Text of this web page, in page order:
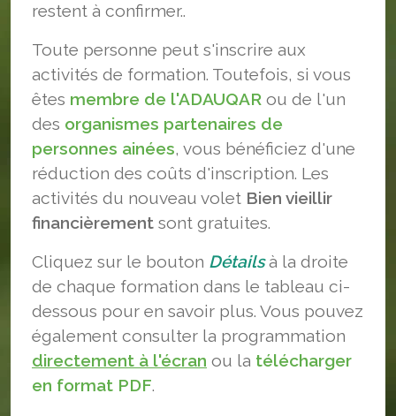
restent à confirmer..
Toute personne peut s'inscrire aux
activités de formation. Toutefois, si vous
êtes membre de l'ADAUQAR ou de l'un
des organismes partenaires de
personnes ainées, vous bénéficiez d'une
réduction des coûts d'inscription. Les
activités du nouveau volet Bien vieillir
financièrement sont gratuites.
Cliquez sur le bouton Détailsà la droite
de chaque formation dans le tableau ci-
dessous pour en savoir plus. Vous pouvez
également consulter la programmation
directement à l'écran ou la télécharger
en format PDF.